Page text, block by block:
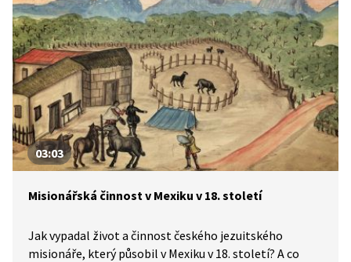
03:03
Misionářská činnost v Mexiku v 18. století
Jak vypadal život a činnost českého jezuitského
misionáře, který působil v Mexiku v 18. století? A co